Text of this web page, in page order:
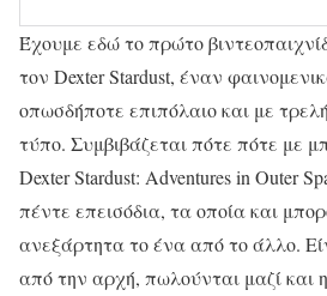
Έχουμε εδώ το πρώτο
τον Dexter Stardust, έναν
οπωσδήποτε επιπόλαιο και με
τύπο. Συμβιβάζεται πότε πότε με
Dexter Stardust: Adventures in Outer
πέντε επεισόδια, τα οποία και
ανεξάρτητα το ένα από το άλλο.
από την αρχή, πωλούνται μαζί και